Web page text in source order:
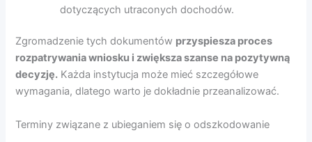
dotyczących utraconych dochodów.
Zgromadzenie tych dokumentów przyspiesza proces
rozpatrywania wniosku i zwiększa szanse na pozytywną
decyzję. Każda instytucja może mieć szczegółowe
wymagania, dlatego warto je dokładnie przeanalizować.
Terminy związane z ubieganiem się o odszkodowanie